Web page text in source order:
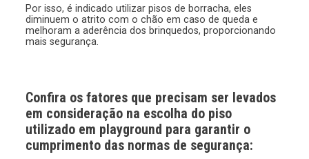
Por isso, é indicado utilizar pisos de borracha, eles
diminuem o atrito com o chão em caso de queda e
melhoram a aderência dos brinquedos, proporcionando
mais segurança.
Confira os fatores que precisam ser levados
em consideração na escolha do piso
utilizado em playground para garantir o
cumprimento das normas de segurança: